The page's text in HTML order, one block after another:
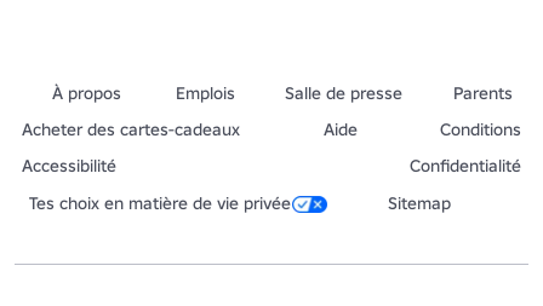
À propos Emplois Salle de presse
Parents
Acheter des cartes-cadeaux
Aide
Conditions
Accessibilité
Confidentialité
Tes choix en matière de vie privée
Sitemap